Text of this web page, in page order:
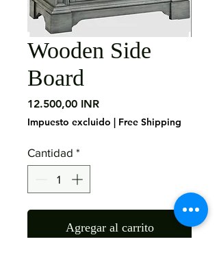
Wooden Side
Board
12.500,00 INRPrecio
Impuesto excluido | Free Shipping
Cantidad *
Agregar al carrito